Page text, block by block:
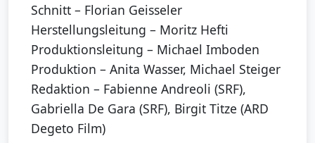
Schnitt – Florian Geisseler
Herstellungsleitung – Moritz Hefti
Produktionsleitung – Michael Imboden
Produktion – Anita Wasser, Michael Steiger
Redaktion – Fabienne Andreoli (SRF),
Gabriella De Gara (SRF), Birgit Titze (ARD
Degeto Film)